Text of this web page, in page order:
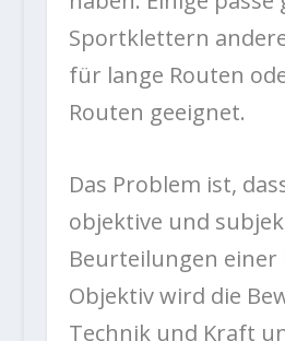
Sportklettern
für lange Routen
Routen geeignet.
Das Problem ist,
objektive und
Beurteilungen einer
Objektiv wird die
Technik und Kraft